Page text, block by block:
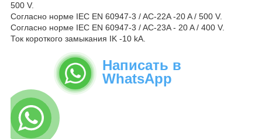
500 V.
Согласно норме IEC EN 60947-3 / AC-22A -20 A / 500 V.
Согласно норме IEC EN 60947-3 / AC-23A - 20 A / 400 V.
Ток короткого замыкания IK -10 kA.
Написать в
WhatsApp